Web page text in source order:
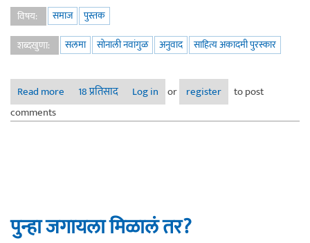
विषय: समाज
पुस्तक
शब्दखुणा:
सलमा सोनाली नवांगुळ अनुवाद साहित्य अकादमी पुरस्कार
Read more
about पुस्तक परिचय : मध्यरात्रीनंतरचे तास (तमिळ लेखिका -
सलमा. अनुवाद - सोनाली नवांगुळ)
18 प्रतिसाद Log in or register
to post
comments
पुन्हा जगायला मिळालं तर?